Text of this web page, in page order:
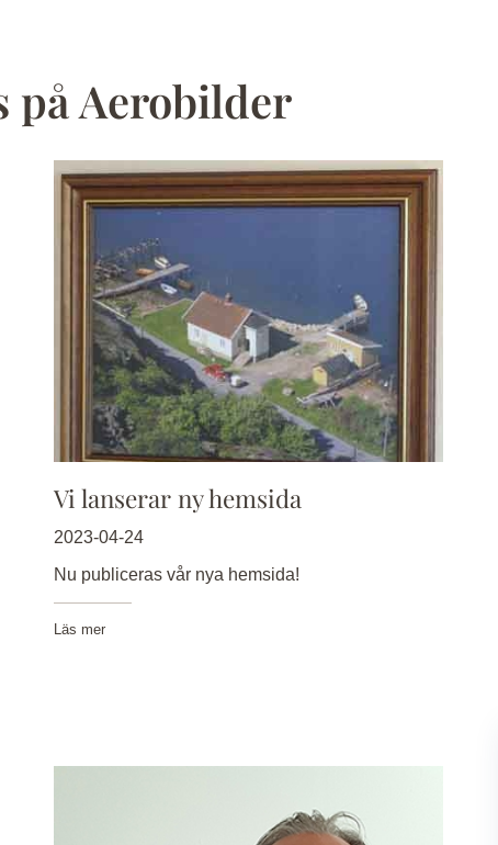
på Aerobilder
Vi lanserar ny hemsida
2023-04-24
Nu publiceras vår nya hemsida!
Läs mer